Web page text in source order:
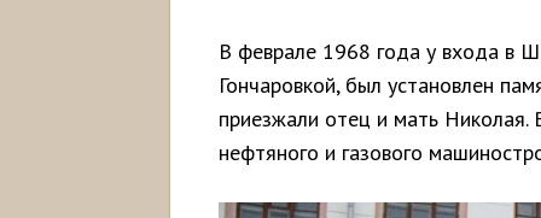
В феврале 1968 года у входа в
Гончаровкой, был установлен
приезжали отец и мать Николая.
нефтяного и газового